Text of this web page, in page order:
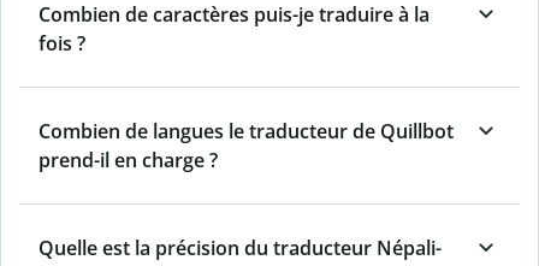
Combien de caractères puis-je traduire à la
fois ?
Combien de langues le traducteur de Quillbot
prend-il en charge ?
Quelle est la précision du traducteur Népali-